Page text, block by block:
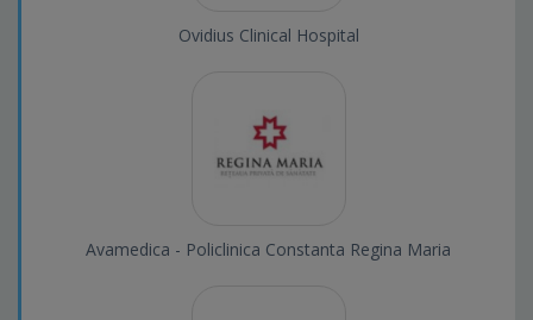
Ovidius Clinical Hospital
Avamedica - Policlinica Constanta Regina Maria